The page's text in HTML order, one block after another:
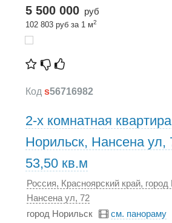
5 500 000 руб
102 803 руб за 1 м2
Код s56716982
2-х комнатная
Норильск, Нансена
53,50 кв.м
Россия, Красноярский край,
Нансена ул, 72
город Норильск
см. панораму